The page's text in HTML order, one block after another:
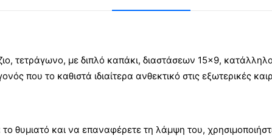
τετράγωνο, με διπλό καπάκι, διαστάσεων 15×9,
που το καθιστά ιδιαίτερα ανθεκτικό στις εξωτερικές
θυμιατό και να επαναφέρετε τη λάμψη του,